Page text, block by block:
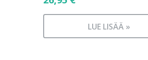
LUE LISÄÄ »